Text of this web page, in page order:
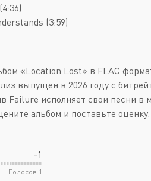
Metal
Death Metal
(3:59)
«Location Lost» в FLAC
выпущен в 2026 году с
Failure исполняет свои песни
альбом и поставьте оценку.
-1
Голосов 1